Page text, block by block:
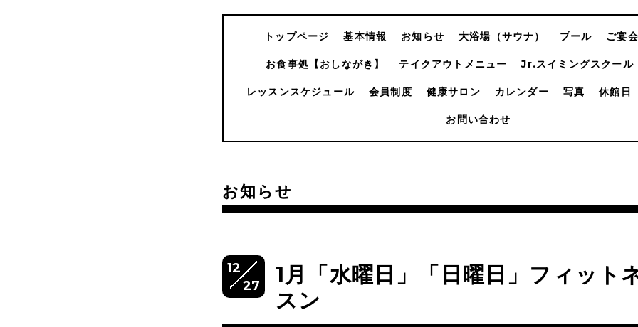
トップページ 基本情報 お知らせ 大浴場（サウナ） プール ご宴
お食事処【おしながき】 テイクアウトメニュー Jr.スイミングスクール
レッスンスケジュール 会員制度 健康サロン カレンダー 写真 休館日
お問い合わせ
お知らせ
12
27
1月「水曜日」「日曜日」フィット
スン